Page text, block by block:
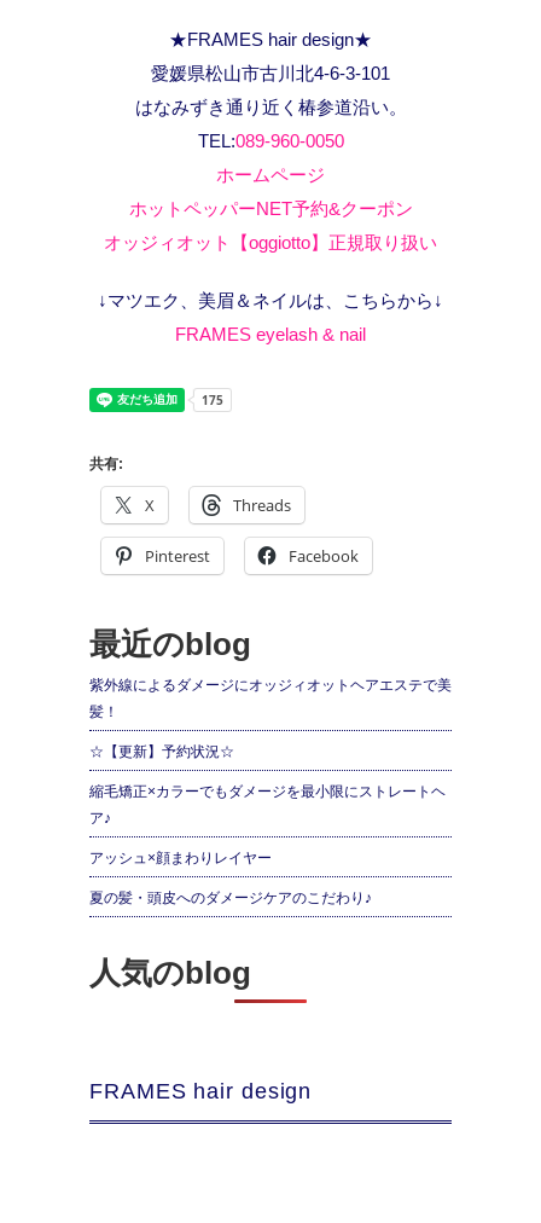
★FRAMES hair design★
愛媛県松山市古川北4-6-3-101
はなみずき通り近く椿参道沿い。
TEL:089-960-0050
ホームページ
ホットペッパーNET予約&クーポン
オッジィオット【oggiotto】正規取り扱い
↓マツエク、美眉＆ネイルは、こちらから↓
FRAMES eyelash & nail
共有:
X Threads
Pinterest Facebook
最近のblog
紫外線によるダメージにオッジィオットヘアエステで美
髪！
☆【更新】予約状況☆
縮毛矯正×カラーでもダメージを最小限にストレートヘ
ア♪
アッシュ×顔まわりレイヤー
夏の髪・頭皮へのダメージケアのこだわり♪
人気のblog
FRAMES hair design